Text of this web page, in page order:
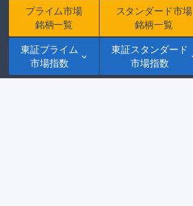
プライム市場
銘柄一覧
スタンダード市場
銘柄一覧
東証プライム
市場指数
東証スタンダード
市場指数